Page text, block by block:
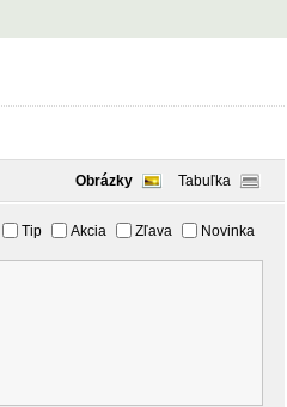
Obrázky Tabuľka
Tip Akcia Zľava Novinka